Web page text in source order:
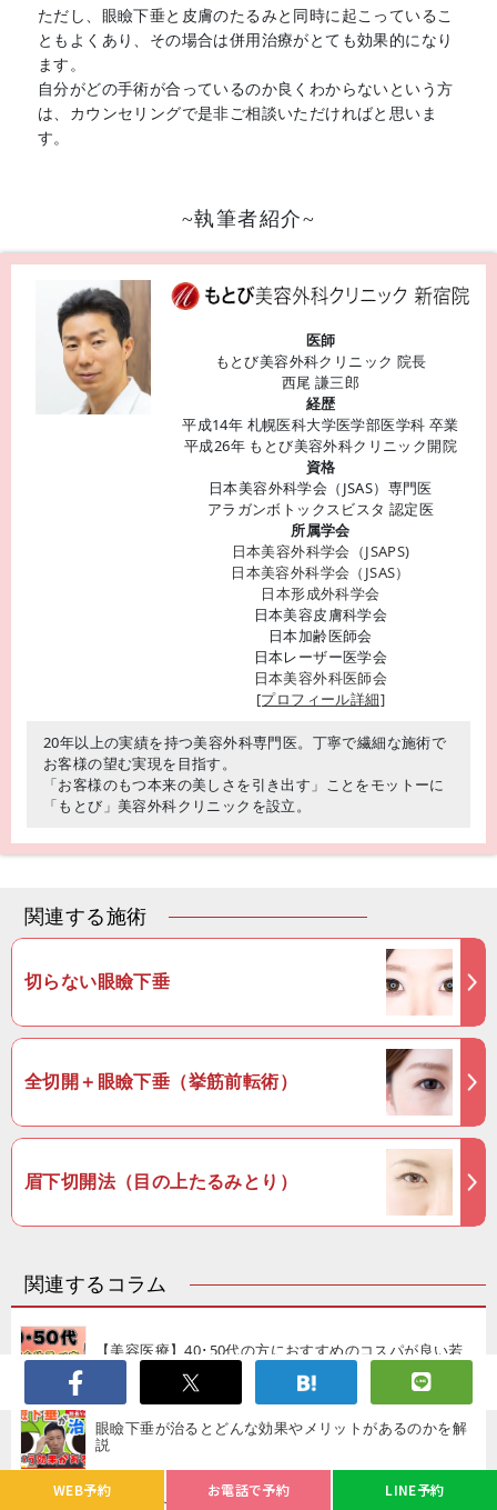
ただし、眼瞼下垂と皮膚のたるみと同時に起こっているこ
ともよくあり、その場合は併用治療がとても効果的になり
ます。
自分がどの手術が合っているのか良くわからないという方
は、カウンセリングで是非ご相談いただければと思いま
す。
WEB予約 お電話で予約 LINE予約
~執筆者紹介~
医師
もとび美容外科クリニック 院長
西尾 謙三郎
経歴
平成14年 札幌医科大学医学部医学科 卒業
平成26年 もとび美容外科クリニック開院
資格
日本美容外科学会（JSAS）専門医
アラガンボトックスビスタ 認定医
所属学会
日本美容外科学会（JSAPS)
日本美容外科学会（JSAS）
日本形成外科学会
日本美容皮膚科学会
日本加齢医師会
日本レーザー医学会
日本美容外科医師会
[プロフィール詳細]
20年以上の実績を持つ美容外科専門医。丁寧で繊細な施術で
お客様の望む実現を目指す。
「お客様のもつ本来の美しさを引き出す」ことをモットーに
「もとび」美容外科クリニックを設立。
関連する施術
切らない眼瞼下垂
全切開＋眼瞼下垂（挙筋前転術）
眉下切開法（目の上たるみとり）
関連するコラム
【美容医療】40･50代の方におすすめのコスパが良い若
返り治療をトップ3を解説
眼瞼下垂が治るとどんな効果やメリットがあるのかを解
説
【目の下のクマ取り】裏ハムラ法よりも、脂肪取り・脂